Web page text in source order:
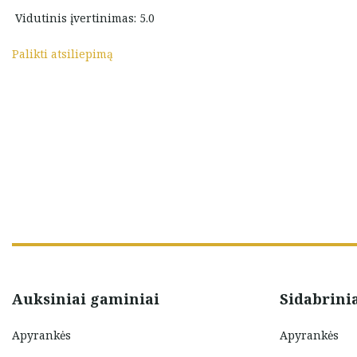
Vidutinis įvertinimas: 5.0
Palikti atsiliepimą
super bendravimas sauni
Auksiniai gaminiai
Apyrankės Apyrankės